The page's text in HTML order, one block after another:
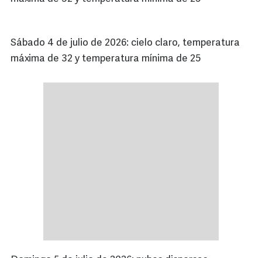
Sábado 4 de julio de 2026: cielo claro, temperatura
máxima de 32 y temperatura mínima de 25